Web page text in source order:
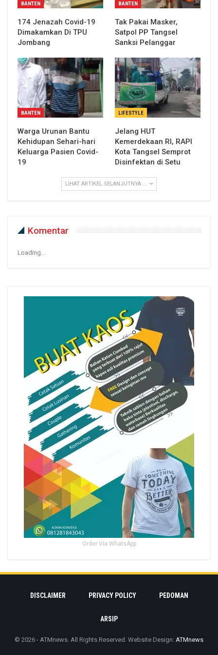
BANTEN
174 Jenazah Covid-19
Dimakamkan Di TPU
Jombang
BANTEN
Tak Pakai Masker,
Satpol PP Tangsel
Sanksi Pelanggar
BANTEN
Warga Urunan Bantu
Kehidupan Sehari-hari
Keluarga Pasien Covid-
19
LIFESTYLE
Jelang HUT
Kemerdekaan RI, RAPI
Kota Tangsel Semprot
Disinfektan di Setu
LIHAT ARTIKEL SELANJUTNYA ...
Komentar
Loading...
Order Via WhatsApp
DISCLAIMER PRIVACY POLICY PEDOMAN
ARSIP
© 2026 - ATMnews. All Rights Reserved. Website Design: ATMnews